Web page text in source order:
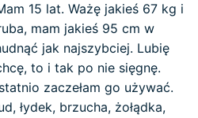
15 lat. Ważę jakieś 67 kg i
mam jakieś 95 cm w
jak najszybciej. Lubię
to i tak po nie sięgnę.
zaczełam go używać.
łydek, brzucha, żołądka,